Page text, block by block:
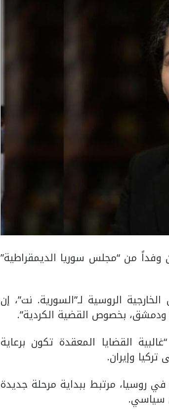
وفداً من “مجلس سوريا الديمقراطية”
الروسية لـ”السورية. نت”، إن
بخصوص القضية الكردية”.
القضايا المعقدة تكون برعاية
وإيران.
روسيا، مرتبط ببداية مرحلة جديدة
سياسي.